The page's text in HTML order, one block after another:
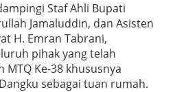
Staf Ahli Bupati
Jamaluddin, dan Asisten
H. Emran Tabrani,
pihak yang telah
Ke-38 khususnya
sebagai tuan rumah.